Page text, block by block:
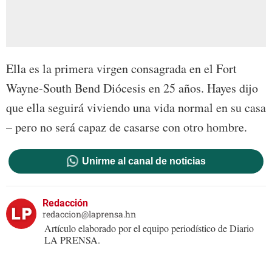
Ella es la primera virgen consagrada en el Fort
Wayne-South Bend Diócesis en 25 años. Hayes dijo
que ella seguirá viviendo una vida normal en su casa
– pero no será capaz de casarse con otro hombre.
Unirme al canal de noticias
Redacción
redaccion@laprensa.hn
Artículo elaborado por el equipo periodístico de Diario
LA PRENSA.